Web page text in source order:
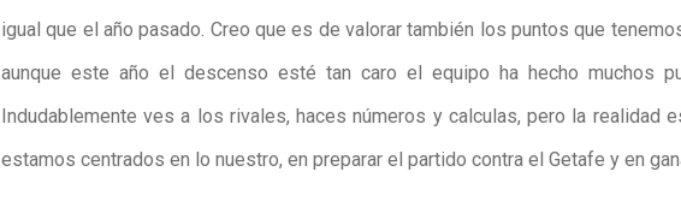
igual que el año pasado. Creo que es de valorar también los puntos que
aunque este año el descenso esté tan caro el equipo ha hecho muchos
Indudablemente ves a los rivales, haces números y calculas, pero la realidad
estamos centrados en lo nuestro, en preparar el partido contra el Getafe y en